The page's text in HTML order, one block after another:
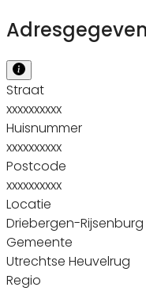
Straat
xxxxxxxxxx
Huisnummer
xxxxxxxxxx
Postcode
xxxxxxxxxx
Locatie
Driebergen-Rijsenburg
Gemeente
Utrechtse Heuvelrug
Regio